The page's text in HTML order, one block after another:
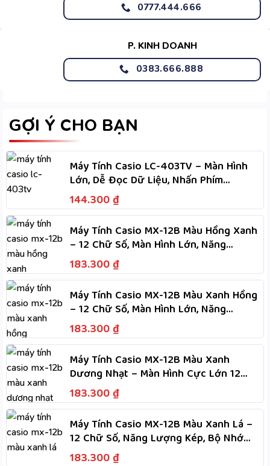
0777.444.666
P. KINH DOANH
0383.666.888
GỢI Ý CHO BẠN
Máy Tính Casio LC-403TV – Màn Hình
Lớn, Dễ Đọc Dữ Liệu, Nhấn Phím
Nhanh, Dùng Hai Nguồn
144.300 ₫
Máy Tính Casio MX-12B Màu Hồng Xanh
– 12 Chữ Số, Màn Hình Lớn, Năng
Lượng Kép Dùng Hai Nguồn
183.300 ₫
Máy Tính Casio MX-12B Màu Xanh Hồng
– 12 Chữ Số, Màn Hình Lớn, Năng
Lượng Kép Dùng Hai Nguồn
183.300 ₫
Máy Tính Casio MX-12B Màu Xanh
Dương Nhạt – Màn Hình Cực Lớn 12
Chữ Số, Năng Lượng Kép
183.300 ₫
Máy Tính Casio MX-12B Màu Xanh Lá –
12 Chữ Số, Năng Lượng Kép, Bộ Nhớ
Độc Lập, Tính Nhanh
183.300 ₫